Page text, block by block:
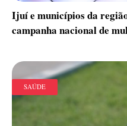
Ijuí e municípios da
campanha nacional de
SAÚDE